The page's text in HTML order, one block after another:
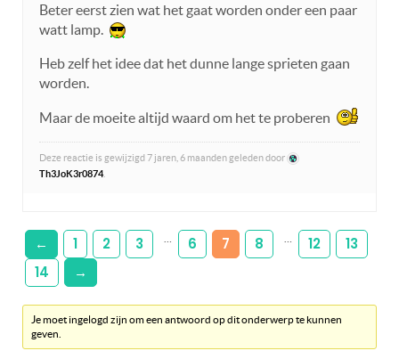
Beter eerst zien wat het gaat worden onder een paar
watt lamp.
Heb zelf het idee dat het dunne lange sprieten gaan
worden.
Maar de moeite altijd waard om het te proberen
Deze reactie is gewijzigd 7 jaren, 6 maanden geleden door
Th3JoK3r0874.
← 1 2 3 6 7 8 12
13
14
→
Je moet ingelogd zijn om een antwoord op dit onderwerp te kunnen
geven.